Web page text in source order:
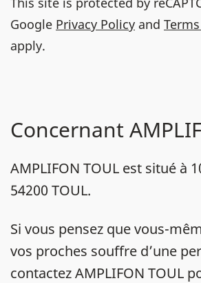
Google Privacy Policy and
apply.
Concernant
AMPLIFON TOUL est situé à
54200 TOUL.
Si vous pensez que vous-
vos proches souffre d’une
contactez AMPLIFON TOUL